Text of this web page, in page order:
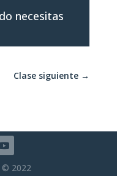
necesitas
Clase siguiente →
© 2022